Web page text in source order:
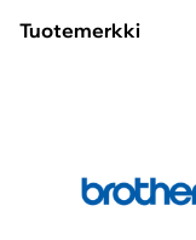
Tuotemerkki